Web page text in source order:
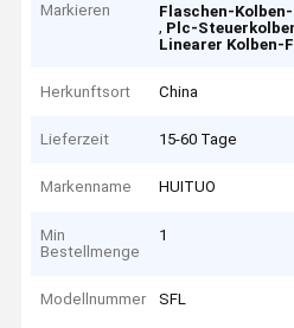
Markieren
Flaschen-
, Plc-
Linearer Kolben-
Herkunftsort China
Lieferzeit 15-60 Tage
Markenname HUITUO
Min
Bestellmenge
1
Modellnummer SFL